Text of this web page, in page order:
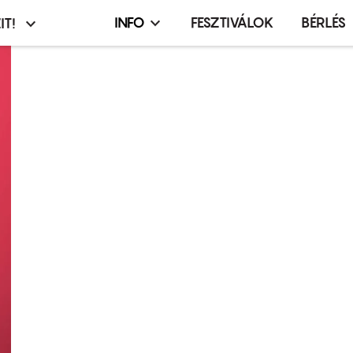
Infó,
INFO FESZTIVÁLOK BÉRLÉS